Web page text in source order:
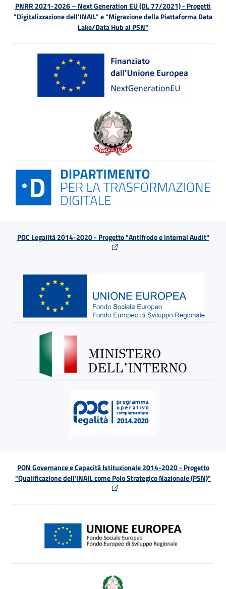
PNRR 2021-2026 – Next Generation EU (DL 77/2021) - Progetti
"Digitalizzazione dell’INAIL" e "Migrazione della Piattaforma Data
Lake/Data Hub al PSN"
POC Legalità 2014-2020 - Progetto "Antifrode e Internal Audit"
PON Governance e Capacità Istituzionale 2014-2020 - Progetto
"Qualificazione dell'INAIL come Polo Strategico Nazionale (PSN)"